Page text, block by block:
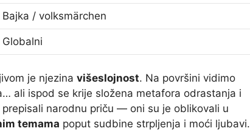
Bajka / volksmärchen
Globalni
je njezina višeslojnost. Na površini vidimo
ali ispod se krije složena metafora odrastanja i
narodnu priču — oni su je oblikovali u
temama poput sudbine strpljenja i moći ljubavi.